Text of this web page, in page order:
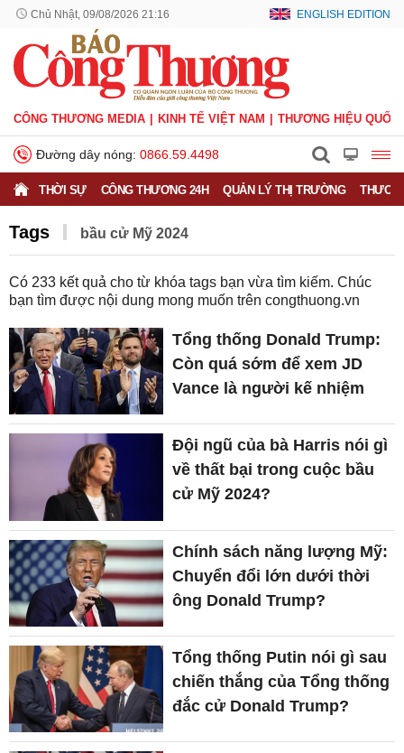
Chủ Nhật, 09/08/2026 21:16 ENGLISH EDITION
CÔNG THƯƠNG MEDIA KINH TẾ VIỆT NAM THƯƠNG HIỆU QUỐC
Đường dây nóng: 0866.59.4498
THỜI SỰ CÔNG THƯƠNG 24H QUẢN LÝ THỊ TRƯỜNG
Tags bầu cử Mỹ 2024
Có 233 kết quả cho từ khóa tags bạn vừa tìm kiếm. Chúc
bạn tìm được nội dung mong muốn trên congthuong.vn
Tổng thống Donald Trump:
Còn quá sớm để xem JD
Vance là người kế nhiệm
Đội ngũ của bà Harris nói gì
về thất bại trong cuộc bầu
cử Mỹ 2024?
Chính sách năng lượng Mỹ:
Chuyển đổi lớn dưới thời
ông Donald Trump?
Tổng thống Putin nói gì sau
chiến thắng của Tổng thống
đắc cử Donald Trump?